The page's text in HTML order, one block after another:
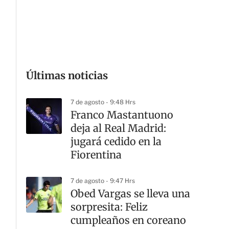
Últimas noticias
7 de agosto - 9:48 Hrs
Franco Mastantuono
deja al Real Madrid:
jugará cedido en la
Fiorentina
7 de agosto - 9:47 Hrs
Obed Vargas se lleva una
sorpresita: Feliz
cumpleaños en coreano